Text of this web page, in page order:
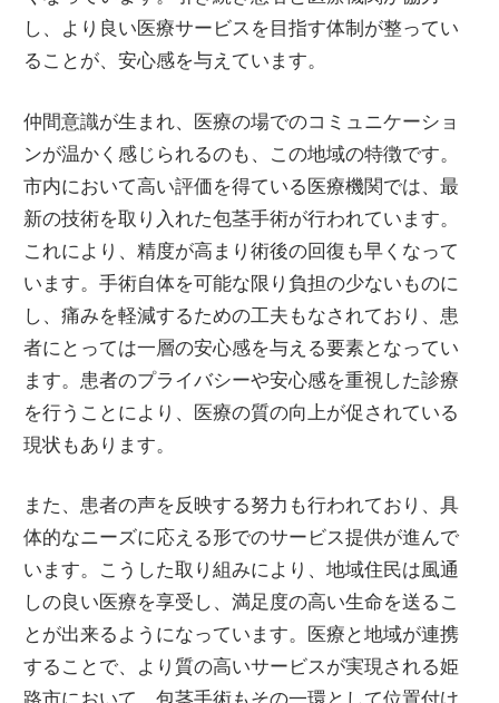
し、より良い医療サービスを目指す体制が整ってい
ることが、安心感を与えています。
仲間意識が生まれ、医療の場でのコミュニケーショ
ンが温かく感じられるのも、この地域の特徴です。
市内において高い評価を得ている医療機関では、最
新の技術を取り入れた包茎手術が行われています。
これにより、精度が高まり術後の回復も早くなって
います。手術自体を可能な限り負担の少ないものに
し、痛みを軽減するための工夫もなされており、患
者にとっては一層の安心感を与える要素となってい
ます。患者のプライバシーや安心感を重視した診療
を行うことにより、医療の質の向上が促されている
現状もあります。
また、患者の声を反映する努力も行われており、具
体的なニーズに応える形でのサービス提供が進んで
います。こうした取り組みにより、地域住民は風通
しの良い医療を享受し、満足度の高い生命を送るこ
とが出来るようになっています。医療と地域が連携
することで、より質の高いサービスが実現される姫